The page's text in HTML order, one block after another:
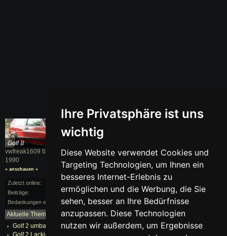
Ihre Privatsphäre ist uns
wichtig
Diese Website verwendet Cookies und
Targeting Technologien, um Ihnen ein
besseres Internet-Erlebnis zu
ermöglichen und die Werbung, die Sie
sehen, besser an Ihre Bedürfnisse
anzupassen. Diese Technologien
nutzen wir außerdem, um Ergebnisse
vwfreak1609 fährt einenGolf II, BJ.
1990
» anschauen «
Zuletzt online:
Beiträge:
Bedankungen erhalten:
Aktuelle Themen:
Golf 2 umbau auf G60 , mit 2y getriebe ?